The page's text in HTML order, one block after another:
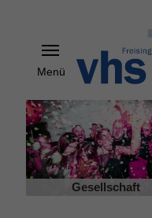
Menü
Gesellschaft